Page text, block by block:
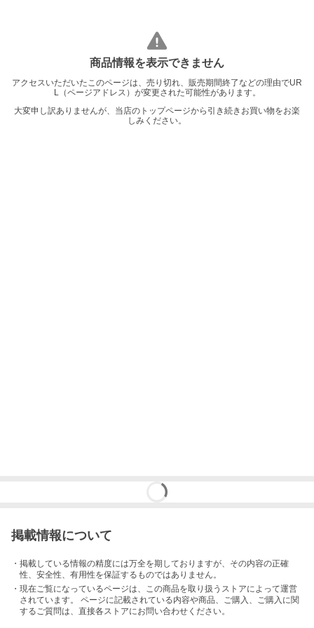
商品情報を表示できません
アクセスいただいたこのページは、売り切れ、販売期間終了などの理由でUR
L（ページアドレス）が変更された可能性があります。
大変申し訳ありませんが、当店のトップページから引き続きお買い物をお楽
しみください。
掲載情報について
・掲載している情報の精度には万全を期しておりますが、その内容の正確
性、安全性、有用性を保証するものではありません。
・現在ご覧になっているページは、この商品を取り扱うストアによって運営
されています。 ページに記載されている内容や商品、ご購入 、ご購入に関
するご質問は、直接各ストアにお問い合わせください。